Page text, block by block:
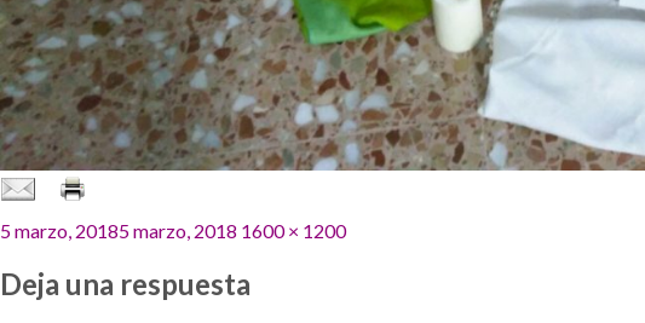
Publicado
5 marzo, 20185 marzo, 2018 Tamaño
1600 × 1200
Deja una respuesta